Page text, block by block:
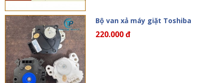
Bộ van xả máy giặt Toshiba
220.000 đ